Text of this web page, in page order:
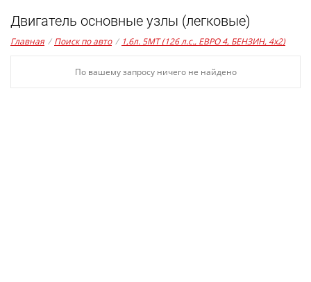
Двигатель основные узлы (легковые)
Главная / Поиск по авто / 1,6л. 5MT (126 л.с., ЕВРО 4, БЕНЗИН, 4x2)
По вашему запросу ничего не найдено